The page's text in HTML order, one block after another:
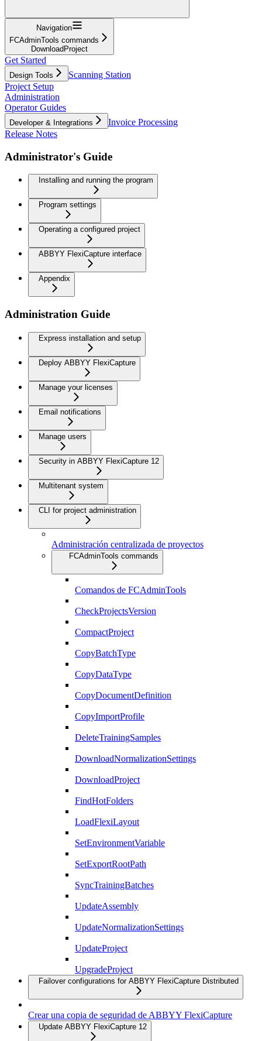
Navigation
FCAdminTools commands
DownloadProject
Get Started
Design Tools
Scanning Station
Project Setup
Administration
Operator Guides
Developer & Integrations
Invoice Processing
Release Notes
Administrator's Guide
Installing and running the program
Program settings
Operating a configured project
ABBYY FlexiCapture interface
Appendix
Administration Guide
Express installation and setup
Deploy ABBYY FlexiCapture
Manage your licenses
Email notifications
Manage users
Security in ABBYY FlexiCapture 12
Multitenant system
CLI for project administration
Administración centralizada de proyectos
FCAdminTools commands
Comandos de FCAdminTools
CheckProjectsVersion
CompactProject
CopyBatchType
CopyDataType
CopyDocumentDefinition
CopyImportProfile
DeleteTrainingSamples
DownloadNormalizationSettings
DownloadProject
FindHotFolders
LoadFlexiLayout
SetEnvironmentVariable
SetExportRootPath
SyncTrainingBatches
UpdateAssembly
UpdateNormalizationSettings
UpdateProject
UpgradeProject
Failover configurations for ABBYY FlexiCapture Distributed
Crear una copia de seguridad de ABBYY FlexiCapture
Update ABBYY FlexiCapture 12